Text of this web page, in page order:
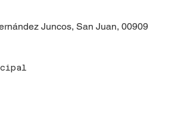
Juncos, San Juan, 00909